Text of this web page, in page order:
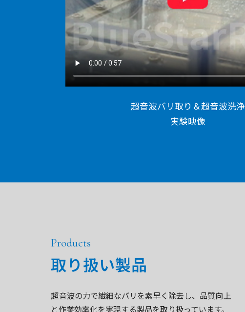
超音波バリ取り＆超音波洗浄
実験映像
Products
取り扱い製品
超音波の力で繊細なバリを素早く除去し、品質向上
と作業効率化を実現する製品を取り扱っています。